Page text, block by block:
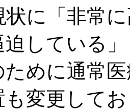
状に「非常
している
めに通常
変更して